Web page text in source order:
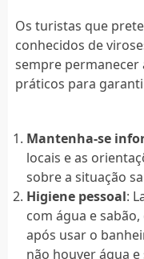
Os turistas que
conhecidos de
sempre permanecer
práticos para
Mantenha-se
locais e as
sobre a situação
Higiene pessoal:
com água e
após usar o
não houver água